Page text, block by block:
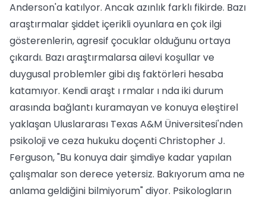
Anderson'a katılyor. Ancak azınlık farklı fikirde. Bazı
araştırmalar şiddet içerikli oyunlara en çok ilgi
gösterenlerin, agresif çocuklar olduğunu ortaya
çıkardı. Bazı araştırmalarsa ailevi koşullar ve
duygusal problemler gibi dış faktörleri hesaba
katamıyor. Kendi araşt ı rmalar ı nda iki durum
arasında bağlantı kuramayan ve konuya eleştirel
yaklaşan Uluslararası Texas A&M Üniversitesi'nden
psikoloji ve ceza hukuku doçenti Christopher J.
Ferguson, "Bu konuya dair şimdiye kadar yapılan
çalışmalar son derece yetersiz. Bakıyorum ama ne
anlama geldiğini bilmiyorum" diyor. Psikologların